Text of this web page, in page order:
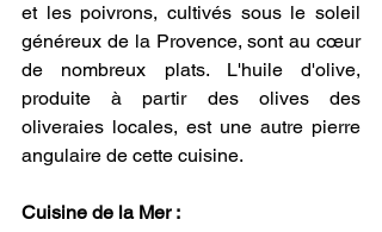
et les poivrons, cultivés sous le soleil
généreux de la Provence, sont au cœur
de nombreux plats. L'huile d'olive,
produite à partir des olives des
oliveraies locales, est une autre pierre
angulaire de cette cuisine.
Cuisine de la Mer :